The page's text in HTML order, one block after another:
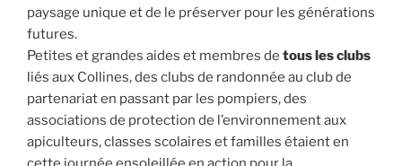
paysage unique et de le préserver pour les générations
futures.
Petites et grandes aides et membres de tous les clubs
liés aux Collines, des clubs de randonnée au club de
partenariat en passant par les pompiers, des
associations de protection de l’environnement aux
apiculteurs, classes scolaires et familles étaient en